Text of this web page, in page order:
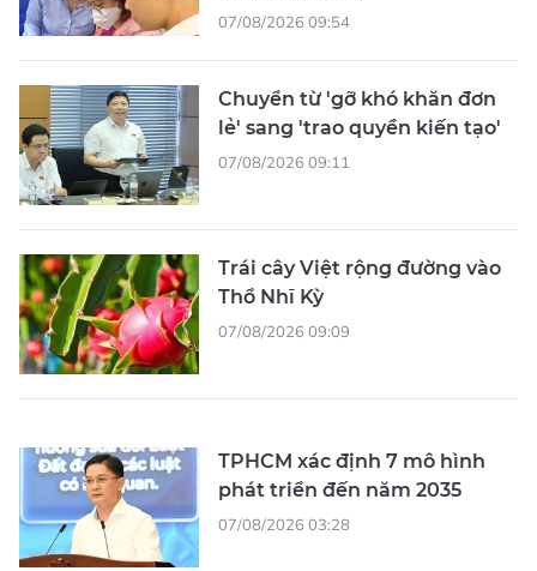
07/08/2026 09:54
Chuyển từ 'gỡ khó khăn đơn
lẻ' sang 'trao quyền kiến tạo'
07/08/2026 09:11
Trái cây Việt rộng đường vào
Thổ Nhĩ Kỳ
07/08/2026 09:09
TPHCM xác định 7 mô hình
phát triển đến năm 2035
07/08/2026 03:28